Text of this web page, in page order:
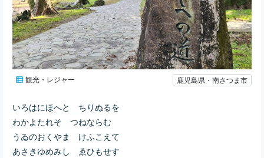
観光・レジャー 鹿児島県・南さつま市
いろはにほへと ちりぬるを
わかよたれそ つねならむ
うゐのおくやま けふこえて
あさきゆめみし ゑひもせす